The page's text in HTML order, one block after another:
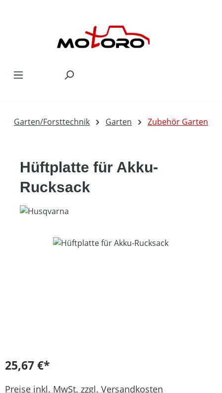
Garten/Forsttechnik Garten Zubehör Garten
Hüftplatte für Akku-
Rucksack
Bildergalerie überspringen
25,67 €*
Preise inkl. MwSt. zzgl. Versandkosten